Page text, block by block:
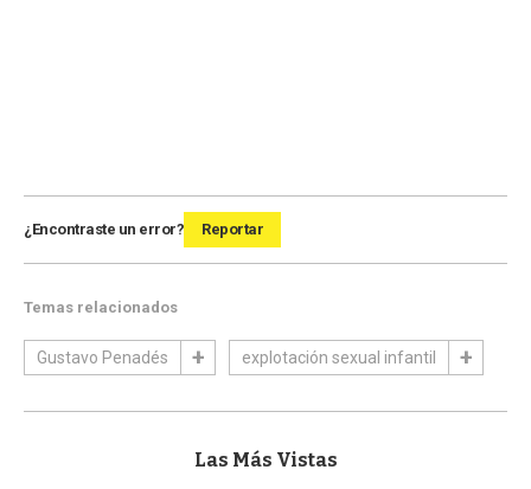
¿Encontraste un error? Reportar
Temas relacionados
Gustavo Penadés explotación sexual infantil
Las Más Vistas